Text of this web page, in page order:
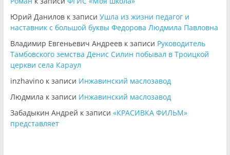
Юрий Даниловк записи Ушла из жизни педагог и
наставник с большой буквы Федорова Людмила Павловна
Владимир Евгеньевич Андреевк записи Руководитель
Тамбовского земства Денис Силин побывал в Троицкой
церкви села Караул
inzhavinoк записи Инжавинский маслозавод
Людмила к записи Инжавинский маслозавод
Забадыкин Андрей к записи «КРАСИВКА ФИЛЬМ»
представляет